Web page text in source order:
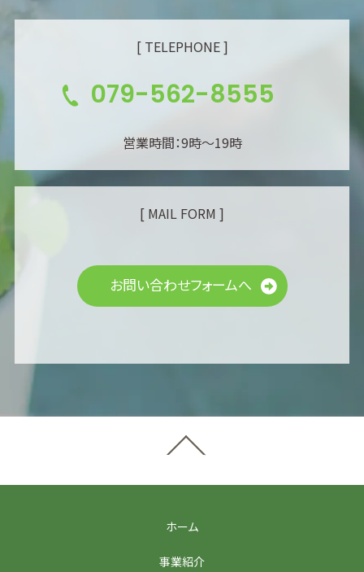
[ TELEPHONE ]
079-562-8555
営業時間：9時～19時
[ MAIL FORM ]
お問い合わせフォームへ
ホーム
事業紹介